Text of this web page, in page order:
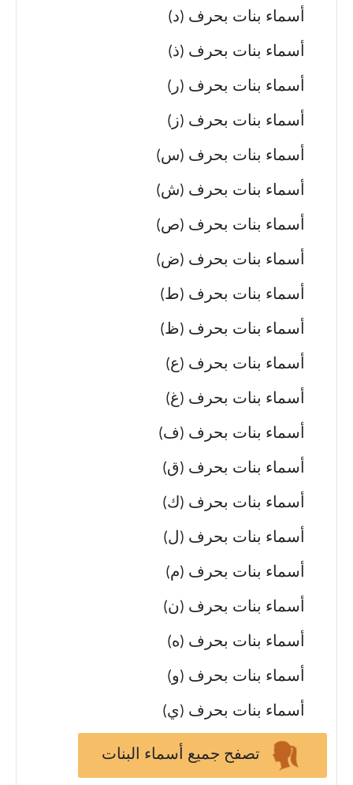
أسماء بنات بحرف (د)
أسماء بنات بحرف (ذ)
أسماء بنات بحرف (ر)
أسماء بنات بحرف (ز)
أسماء بنات بحرف (س)
أسماء بنات بحرف (ش)
أسماء بنات بحرف (ص)
أسماء بنات بحرف (ض)
أسماء بنات بحرف (ط)
أسماء بنات بحرف (ظ)
أسماء بنات بحرف (ع)
أسماء بنات بحرف (غ)
أسماء بنات بحرف (ف)
أسماء بنات بحرف (ق)
أسماء بنات بحرف (ك)
أسماء بنات بحرف (ل)
أسماء بنات بحرف (م)
أسماء بنات بحرف (ن)
أسماء بنات بحرف (ه)
أسماء بنات بحرف (و)
أسماء بنات بحرف (ي)
تصفح جميع أسماء البنات